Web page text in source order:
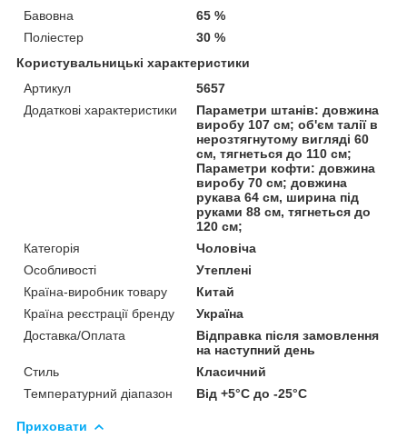
Бавовна
65 %
Поліестер
30 %
Користувальницькі характеристики
Артикул
5657
Додаткові характеристики
Параметри штанів: довжина
виробу 107 см; об'єм талії в
нерозтягнутому вигляді 60
см, тягнеться до 110 см;
Параметри кофти: довжина
виробу 70 см; довжина
рукава 64 см, ширина під
руками 88 см, тягнеться до
120 см;
Категорія
Чоловіча
Особливості
Утеплені
Країна-виробник товару
Китай
Країна реєстрації бренду
Україна
Доставка/Оплата
Відправка після замовлення
на наступний день
Стиль
Класичний
Температурний діапазон
Від +5°C до -25°C
Приховати